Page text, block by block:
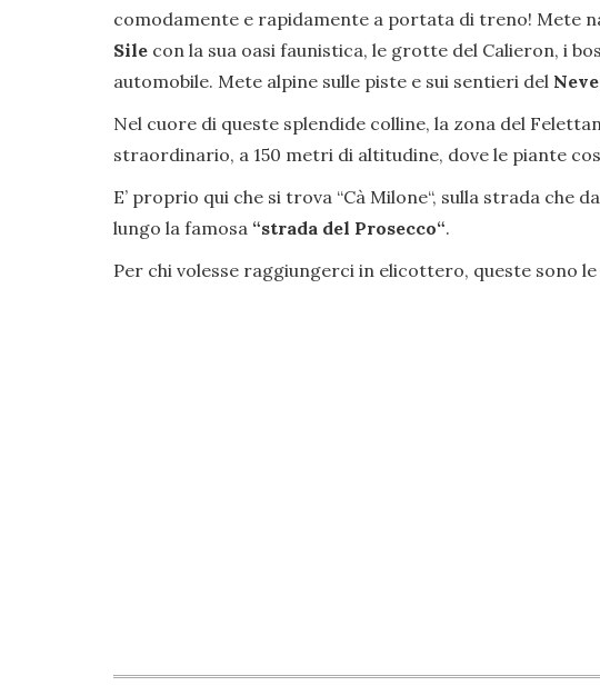
comodamente e rapidamente a portata di treno! Mete
Sile con la sua oasi faunistica, le grotte del Calieron, i
automobile. Mete alpine sulle piste e sui sentieri del
Nel cuore di queste splendide colline, la zona del
straordinario, a 150 metri di altitudine, dove le piante
E’ proprio qui che si trova “Cà Milone“, sulla strada che
lungo la famosa “strada del Prosecco“.
Per chi volesse raggiungerci in elicottero, queste sono le